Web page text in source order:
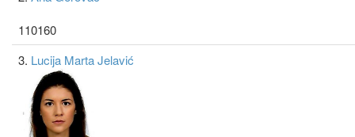
110160
3. Lucija Marta Jelavić